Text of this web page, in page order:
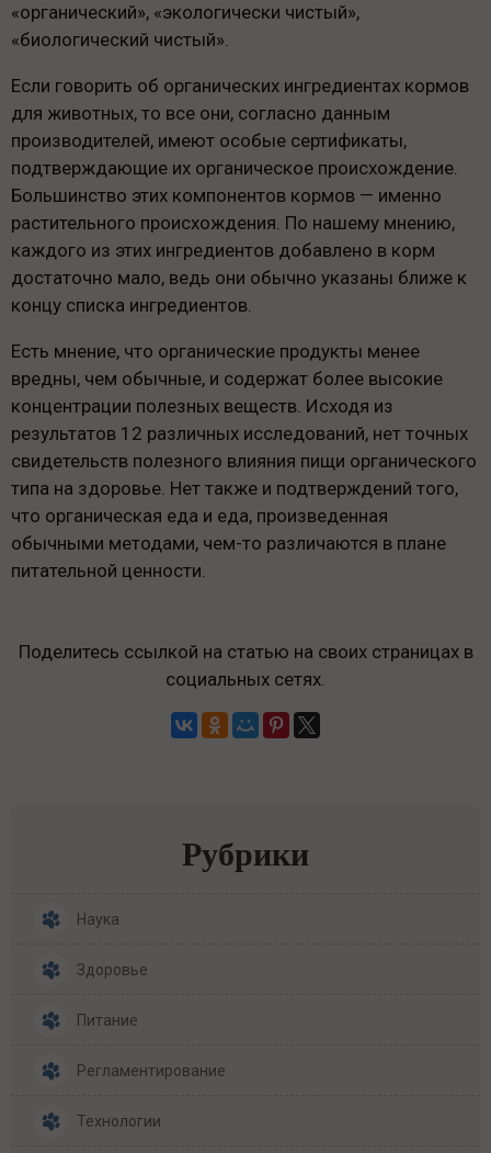
«органический», «экологически чистый»,
«биологический чистый».
Если говорить об органических ингредиентах кормов
для животных, то все они, согласно данным
производителей, имеют особые сертификаты,
подтверждающие их органическое происхождение.
Большинство этих компонентов кормов — именно
растительного происхождения. По нашему мнению,
каждого из этих ингредиентов добавлено в корм
достаточно мало, ведь они обычно указаны ближе к
концу списка ингредиентов.
Есть мнение, что органические продукты менее
вредны, чем обычные, и содержат более высокие
концентрации полезных веществ. Исходя из
результатов 12 различных исследований, нет точных
свидетельств полезного влияния пищи органического
типа на здоровье. Нет также и подтверждений того,
что органическая еда и еда, произведенная
обычными методами, чем-то различаются в плане
питательной ценности.
Поделитесь ссылкой на статью на своих страницах в
социальных сетях.
Рубрики
Наука
Здоровье
Питание
Регламентирование
Технологии